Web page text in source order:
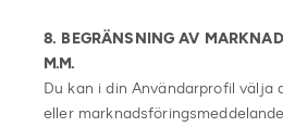
8. BEGRÄNSNING AV
M.M.
Du kan i din Användarprofil välja
eller